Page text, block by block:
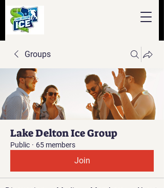
Groups
Lake Delton Ice Group
Public · 65 members
Join